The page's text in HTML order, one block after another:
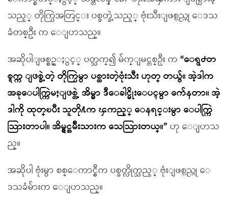
သည့္ တိုက္ပြဲအတြင္း ပစ္ခတ္ခဲ့သည့္ ဗုံးသီးျဖစ္သည္ဟု ေဒသ
ခံတစ္ဦး က ေျပာသည္။
အဆိုပါျဖစ္စဥ္ႏွင့္ ပတ္သက္၍ မ်က္ျမင္တစ္ဦး က “ေရွ႕တ
စ္ရက္က ျဖစ္ခဲ့တဲ့ တိုက္ပြဲမွာ ပစ္ထားတဲ့ဗုံးသီး ဟုတ္ တယ္ဗ်။ အဲ့ဒါက
အခုေပါက္ကြဲမႈျဖစ္တဲ့ အိမ္မွာ ဒီေခါင္မိုးေပၚမွာ က်ေနတာ။ အဲ့
ဒါကို ထုတ္ၿပီး သူတို႔က ၾကည့္ ေနရင္းမွာ ေပါက္ကြဲ
သြားတာပါ။ အိမ္ရွင္အမ်ိဳးသားက ေသသြားတယ္။” ဟု ေျပာသ
ည္။
အဆိုပါ ဗုံးမွာ စစ္ေကာင္စီက ပစ္ခတ္လိုက္သည့္ ဗုံးျဖစ္သည္ဟု ေ
ဒသခံမ်ားက ေျပာသည္။